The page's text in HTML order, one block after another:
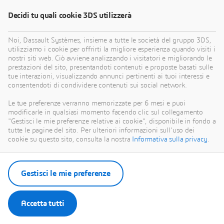
Decidi tu quali cookie 3DS utilizzerà
Noi, Dassault Systèmes, insieme a tutte le società del gruppo 3DS,
utilizziamo i cookie per offrirti la migliore esperienza quando visiti i
nostri siti web. Ciò avviene analizzando i visitatori e migliorando le
prestazioni del sito, presentandoti contenuti e proposte basati sulle
tue interazioni, visualizzando annunci pertinenti ai tuoi interessi e
consentendoti di condividere contenuti sui social network.
Le tue preferenze verranno memorizzate per 6 mesi e puoi
modificarle in qualsiasi momento facendo clic sul collegamento
"Gestisci le mie preferenze relative ai cookie", disponibile in fondo a
tutte le pagine del sito. Per ulteriori informazioni sull'uso dei
cookie su questo sito, consulta la nostra
Informativa sulla privacy.
Accetta tutti
Gestisci le mie preferenze